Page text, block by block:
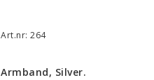
Art.nr: 264
Armband, Silver.